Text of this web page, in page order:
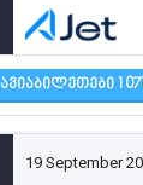
ᲐᲕᲘᲐᲑᲘᲚᲔᲗᲔᲑᲘ 1
19 September